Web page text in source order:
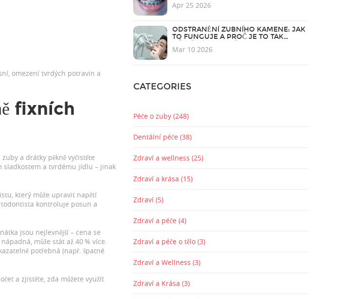
omezení tvrdých potravin a
fixních
a drátky pěkně vyčistěte
sladkostem a tvrdému jídlu – jinak
který může upravit napětí
kontroluje posun a
jsou nejlevnější – cena se
může stát až 40 % více.
potřebná (např. špatné
a zjistěte, zda můžete využít
Apr 25 2026
ODSTRANĚNÍ ZUBNÍHO KAMENE: JAK
TO FUNGUJE A PROČ JE TO TAK
Mar 10 2026
CATEGORIES
Péče o zuby (248)
Dentální péče (38)
Zdraví a wellness (25)
Zdraví a krása (15)
Zdraví (5)
Zdraví a péče (4)
Zdraví a péče o tělo (3)
Zdraví a Wellness (3)
Zdraví a Krása (3)